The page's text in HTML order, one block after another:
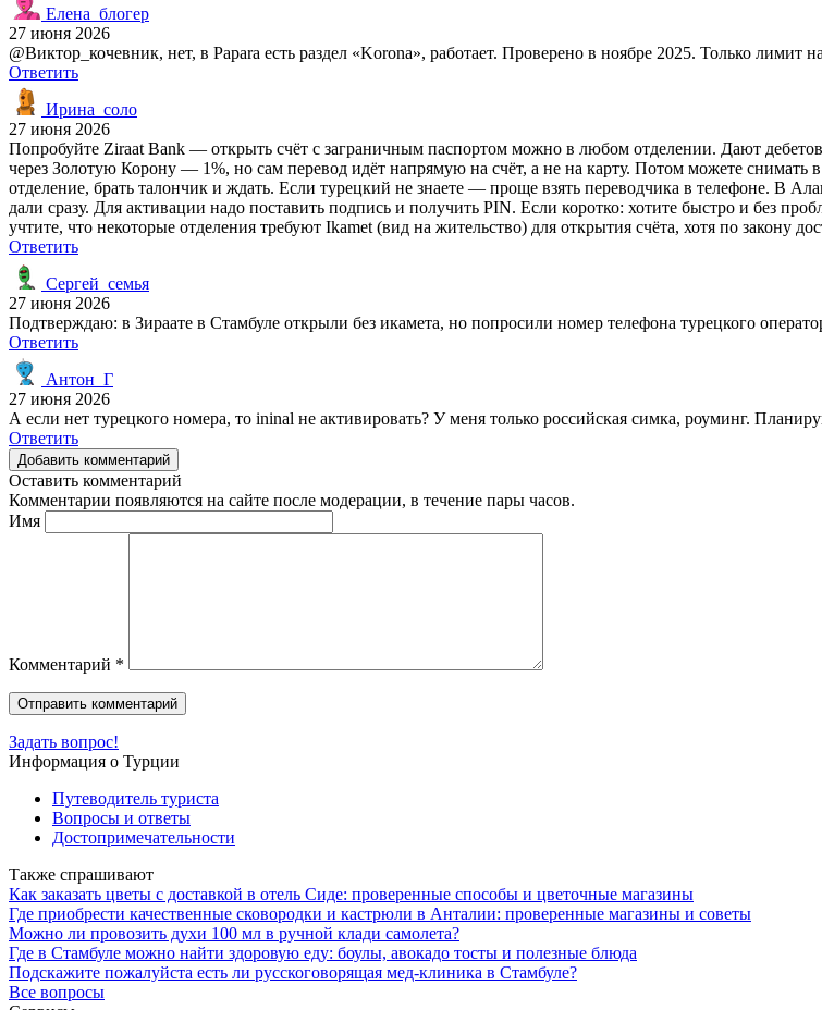
Елена_блогер
27 июня 2026
@Виктор_кочевник, нет, в Papara есть раздел «Korona», работает. Проверено в ноябре 2025. Только лимит
Ответить
Ирина_соло
27 июня 2026
Попробуйте Ziraat Bank — открыть счёт с заграничным паспортом можно в любом отделении. Дают
через Золотую Корону — 1%, но сам перевод идёт напрямую на счёт, а не на карту. Потом можете
отделение, брать талончик и ждать. Если турецкий не знаете — проще взять переводчика в телефоне. В
дали сразу. Для активации надо поставить подпись и получить PIN. Если коротко: хотите быстро и без
учтите, что некоторые отделения требуют Ikamet (вид на жительство) для открытия счёта, хотя по закону
Ответить
Сергей_семья
27 июня 2026
Подтверждаю: в Зираате в Стамбуле открыли без икамета, но попросили номер телефона турецкого
Ответить
Антон_Г
27 июня 2026
А если нет турецкого номера, то ininal не активировать? У меня только российская симка, роуминг.
Ответить
Добавить комментарий
Оставить комментарий
Комментарии появляются на сайте после модерации, в течение пары часов.
Имя
Комментарий *
Задать вопрос!
Информация о Турции
Путеводитель туриста
Вопросы и ответы
Достопримечательности
Также спрашивают
Как заказать цветы с доставкой в отель Сиде: проверенные способы и цветочные магазины
Где приобрести качественные сковородки и кастрюли в Анталии: проверенные магазины и советы
Можно ли провозить духи 100 мл в ручной клади самолета?
Где в Стамбуле можно найти здоровую еду: боулы, авокадо тосты и полезные блюда
Подскажите пожалуйста есть ли русскоговорящая мед-клиника в Стамбуле?
Все вопросы